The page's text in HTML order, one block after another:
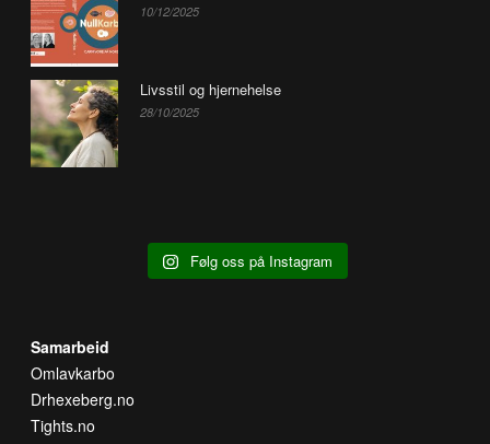
10/12/2025
Livsstil og hjernehelse
28/10/2025
Følg oss på Instagram
Samarbeid
Omlavkarbo
Drhexeberg.no
Tights.no